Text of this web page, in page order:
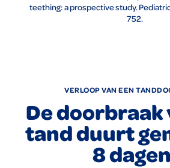
teething: a prospective study.
752.
VERLOOP VAN EEN
De doorbraak
tand duurt
8